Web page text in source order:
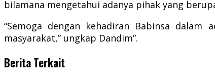
bilamana mengetahui adanya pihak yang
“Semoga dengan kehadiran Babinsa
masyarakat,” ungkap Dandim”.
Berita Terkait